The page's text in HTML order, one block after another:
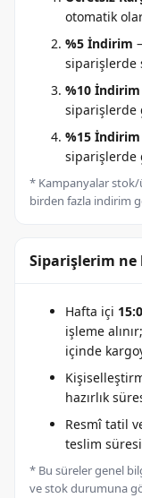
otomatik
%5 İndirim
siparişlerde
%10 İndirim
siparişlerde
%15 İndirim
siparişlerde
* Kampanyalar stok/
birden fazla indirim
Siparişlerim
Hafta içi
işleme
içinde
hazırlık
Resmî tatil
teslim
* Bu süreler genel
ve stok durumuna